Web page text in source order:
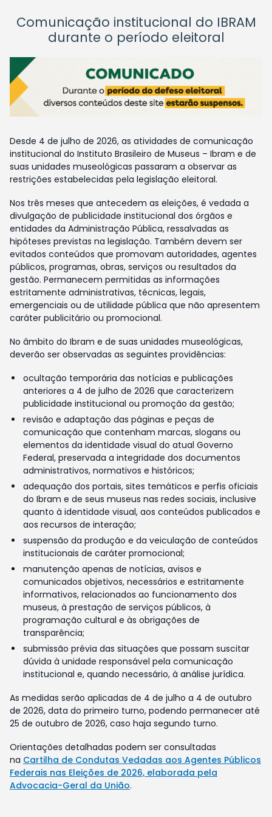
Comunicação institucional do IBRAM
durante o período eleitoral
Desde 4 de julho de 2026, as atividades de comunicação
institucional do Instituto Brasileiro de Museus – Ibram e de
suas unidades museológicas passaram a observar as
restrições estabelecidas pela legislação eleitoral.
Nos três meses que antecedem as eleições, é vedada a
divulgação de publicidade institucional dos órgãos e
entidades da Administração Pública, ressalvadas as
hipóteses previstas na legislação. Também devem ser
evitados conteúdos que promovam autoridades, agentes
públicos, programas, obras, serviços ou resultados da
gestão. Permanecem permitidas as informações
estritamente administrativas, técnicas, legais,
emergenciais ou de utilidade pública que não apresentem
caráter publicitário ou promocional.
No âmbito do Ibram e de suas unidades museológicas,
deverão ser observadas as seguintes providências:
ocultação temporária das notícias e publicações
anteriores a 4 de julho de 2026 que caracterizem
publicidade institucional ou promoção da gestão;
revisão e adaptação das páginas e peças de
comunicação que contenham marcas, slogans ou
elementos da identidade visual do atual Governo
Federal, preservada a integridade dos documentos
administrativos, normativos e históricos;
adequação dos portais, sites temáticos e perfis oficiais
do Ibram e de seus museus nas redes sociais, inclusive
quanto à identidade visual, aos conteúdos publicados e
aos recursos de interação;
suspensão da produção e da veiculação de conteúdos
institucionais de caráter promocional;
manutenção apenas de notícias, avisos e
comunicados objetivos, necessários e estritamente
informativos, relacionados ao funcionamento dos
museus, à prestação de serviços públicos, à
programação cultural e às obrigações de
transparência;
submissão prévia das situações que possam suscitar
dúvida à unidade responsável pela comunicação
institucional e, quando necessário, à análise jurídica.
As medidas serão aplicadas de 4 de julho a 4 de outubro
de 2026, data do primeiro turno, podendo permanecer até
25 de outubro de 2026, caso haja segundo turno.
Orientações detalhadas podem ser consultadas
na Cartilha de Condutas Vedadas aos Agentes Públicos
Federais nas Eleições de 2026, elaborada pela
Advocacia-Geral da União.